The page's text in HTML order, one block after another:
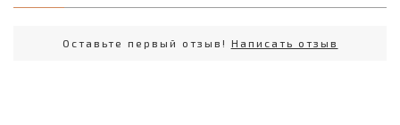
Оставьте первый отзыв! Написать отзыв